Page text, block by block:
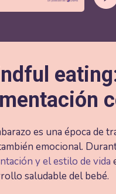
es una época de
emocional.
y el estilo de vida
saludable del bebé.